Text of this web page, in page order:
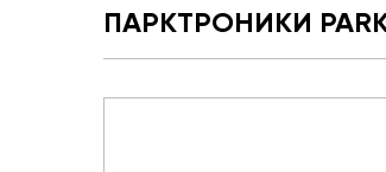
ПАРКТРОНИКИ